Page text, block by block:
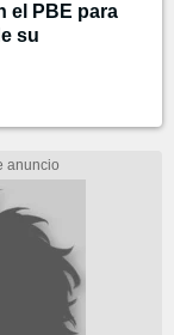
el PBE para
su